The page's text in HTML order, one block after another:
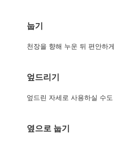
눕기
천장을 향해 누운 뒤 편안하
엎드리기
엎드린 자세로 사용하실 수
옆으로 눕기